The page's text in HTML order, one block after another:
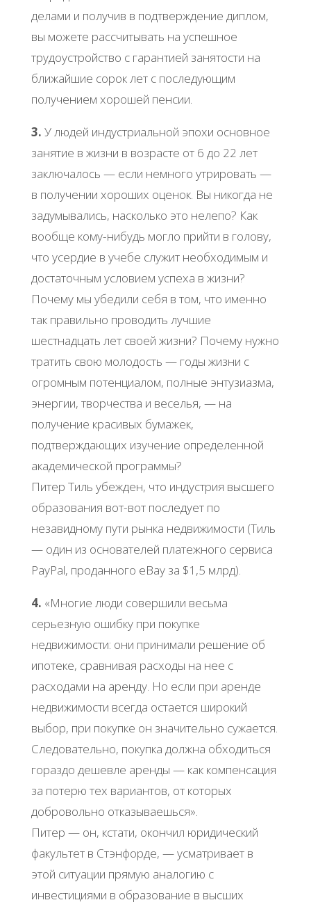
делами и получив в подтверждение диплом,
вы можете рассчитывать на успешное
трудоустройство с гарантией занятости на
ближайшие сорок лет с последующим
получением хорошей пенсии.
3. У людей индустриальной эпохи основное
занятие в жизни в возрасте от 6 до 22 лет
заключалось — если немного утрировать —
в получении хороших оценок. Вы никогда не
задумывались, насколько это нелепо? Как
вообще кому-нибудь могло прийти в голову,
что усердие в учебе служит необходимым и
достаточным условием успеха в жизни?
Почему мы убедили себя в том, что именно
так правильно проводить лучшие
шестнадцать лет своей жизни? Почему нужно
тратить свою молодость — годы жизни с
огромным потенциалом, полные энтузиазма,
энергии, творчества и веселья, — на
получение красивых бумажек,
подтверждающих изучение определенной
академической программы?
Питер Тиль убежден, что индустрия высшего
образования вот-вот последует по
незавидному пути рынка недвижимости (Тиль
— один из основателей платежного сервиса
PayPal, проданного eBay за $1,5 млрд).
4. «Многие люди совершили весьма
cерьезную ошибку при покупке
недвижимости: они принимали решение об
ипотеке, сравнивая расходы на нее с
расходами на аренду. Но если при аренде
недвижимости всегда остается широкий
выбор, при покупке он значительно сужается.
Следовательно, покупка должна обходиться
гораздо дешевле аренды — как компенсация
за потерю тех вариантов, от которых
добровольно отказываешься».
Питер — он, кстати, окончил юридический
факультет в Стэнфорде, — усматривает в
этой ситуации прямую аналогию с
инвестициями в образование в высших